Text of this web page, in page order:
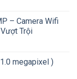
– Camera Wifi
Trội
megapixel )